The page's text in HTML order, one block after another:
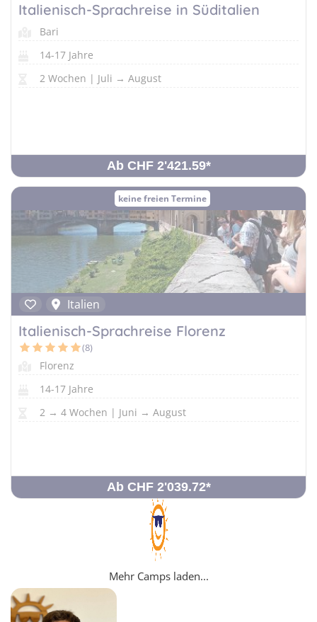
Italienisch-Sprachreise in Süditalien
Bari
14-17 Jahre
2 Wochen | Juli → August
Ab CHF 2'421.59*
keine freien Termine
Italien
Italienisch-Sprachreise Florenz
(8)
Florenz
14-17 Jahre
2 → 4 Wochen | Juni → August
Ab CHF 2'039.72*
Mehr Camps laden...